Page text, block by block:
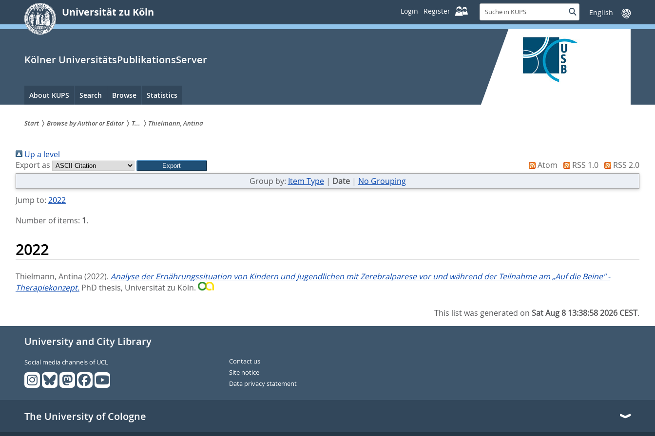
springen
Universität zu Köln Login Register
Suche
in
KUPS
SucheSprache
wechseln
Kölner UniversitätsPublikationsServer
Hauptnavigation
About KUPS Search Browse Statistics
sind
hier:
Start Browse by Author or Editor T... Thielmann, Antina
Up a level
Export as
Atom RSS 1.0
RSS 2.0
Group by: Item Type| Date| No Grouping
Jump to: 2022
Number of items: 1.
2022
Thielmann, Antina (2022). Analyse der Ernährungssituation von Kindern und Jugendlichen mit Zerebralparese vor und während der Teilnahme am „Auf die Beine" -
Therapiekonzept. PhD thesis, Universität zu Köln.
This list was generated onSat Aug 8 13:38:58 2026 CEST.
University and City Library
Social media channels of UCL
Contact us
Site notice
Data privacy statement
The University of Cologne